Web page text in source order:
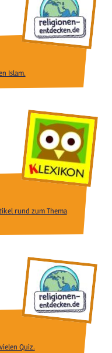
Islam.
rund zum Thema
Quiz.